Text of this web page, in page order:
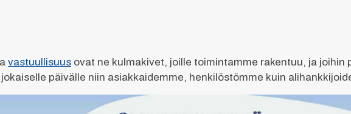
vastuullisuus ovat ne kulmakivet, joille toimintamme rakentuu, ja joihin
päivälle niin asiakkaidemme, henkilöstömme kuin